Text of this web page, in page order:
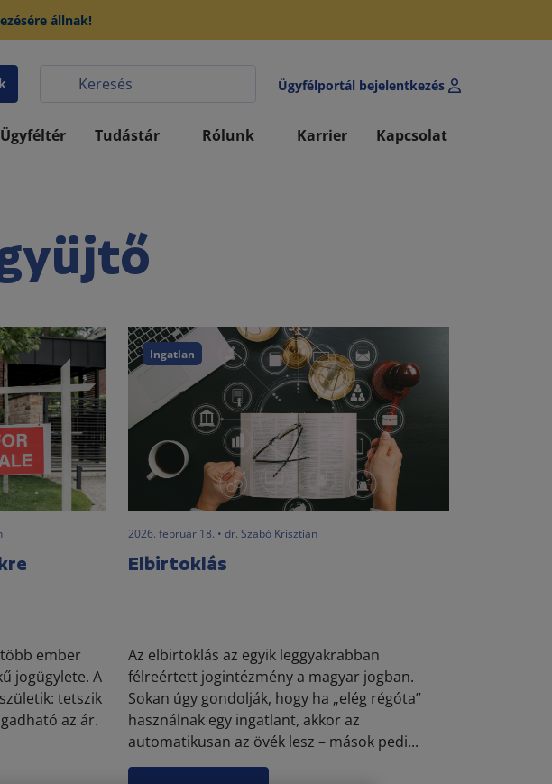
állnak!
Ügyfélportál bejelentkezés
Ügyféltér Tudástár Rólunk Karrier Kapcsolat
ember
jogügylete. A
tetszik
az ár.
Ingatlan
2026. február 18. • dr. Szabó Krisztián
Elbirtoklás
Az elbirtoklás az egyik leggyakrabban
félreértett jogintézmény a magyar jogban.
Sokan úgy gondolják, hogy ha „elég régóta”
használnak egy ingatlant, akkor az
automatikusan az övék lesz – mások pedi...